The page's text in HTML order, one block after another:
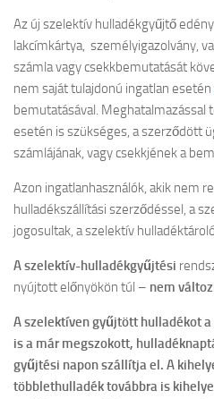
Az új szelektív hulladékgyűjtő
lakcímkártya, személyigazolvány,
számla vagy csekkbemutatását
nem saját tulajdonú ingatlan esetén
bemutatásával.
esetén is szükséges, a szerződött
számlájának, vagy csekkjének a
Azon ingatlanhasználók, akik nem
hulladékszállítási szerződéssel, a
jogosultak, a szelektív
A szelektív-hulladékgyűjtési
nyújtott előnyökön túl – nem
A szelektíven gyűjtött hulladékot
is a már megszokott,
gyűjtési napon szállítja el. A
többlethulladék továbbra is